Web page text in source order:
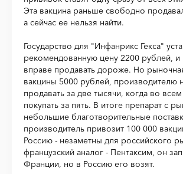
Эта вакцина раньше свободно
а сейчас ее нельзя найти.
Государство для "Инфанрикс Гекса"
рекомендованную цену 2200 рублей, и
вправе продавать дороже. Но
вакцины 5000 рублей, производителю
продавать за две тысячи, когда во
покупать за пять. В итоге препарат с
небольшие благотворительные
производитель привозит 100 000
Россию - незаметны для российского
французский аналог - Пентаксим, он
Франции, но в Россию его возят.